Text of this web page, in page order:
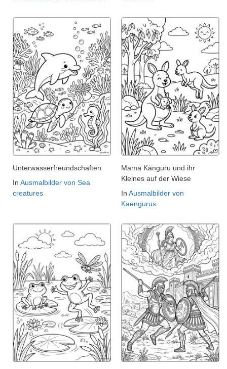
Unterwasserfreundschaften
In Ausmalbilder von Sea
creatures
Mama Känguru und ihr
Kleines auf der Wiese
In Ausmalbilder von
Kaengurus